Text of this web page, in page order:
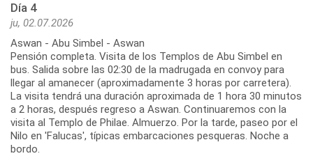
Día 4
ju, 02.07.2026
Aswan - Abu Simbel - Aswan
Pensión completa. Visita de los Templos de Abu Simbel en
bus. Salida sobre las 02:30 de la madrugada en convoy para
llegar al amanecer (aproximadamente 3 horas por carretera).
La visita tendrá una duración aproximada de 1 hora 30 minutos
a 2 horas, después regreso a Aswan. Continuaremos con la
visita al Templo de Philae. Almuerzo. Por la tarde, paseo por el
Nilo en 'Falucas', típicas embarcaciones pesqueras. Noche a
bordo.